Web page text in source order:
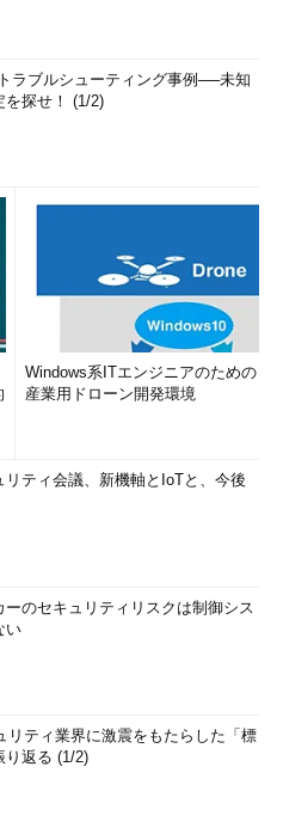
ラブルシューティング事例──未知
を探せ！ (1/2)
Windows系ITエンジニアのための
産業用ドローン開発環境
リティ会議、新機軸とIoTと、今後
ーのセキュリティリスクは制御シス
い
リティ業界に激震をもたらした「標
り返る (1/2)